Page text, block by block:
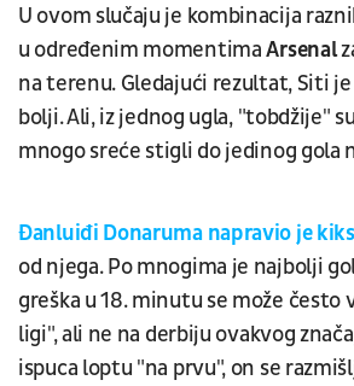
U ovom slučaju je kombinacija
u određenim momentimaArsenal
na terenu. Gledajući rezultat, Siti
bolji. Ali, iz jednog ugla, "tobdžije"
mnogo sreće stigli do jedinog gola
Đanluiđi Donaruma napravio je kiks
od njega. Po mnogima je najbolji
greška u 18. minutu se može često
ligi", ali ne na derbiju ovakvog
ispuca loptu "na prvu", on se